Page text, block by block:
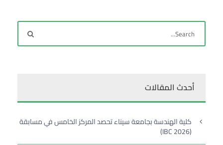
أحدث المقالات
كلية الهندسة بجامعة سيناء تحصد المركز الخامس في مسابقة
(IBC 2026)